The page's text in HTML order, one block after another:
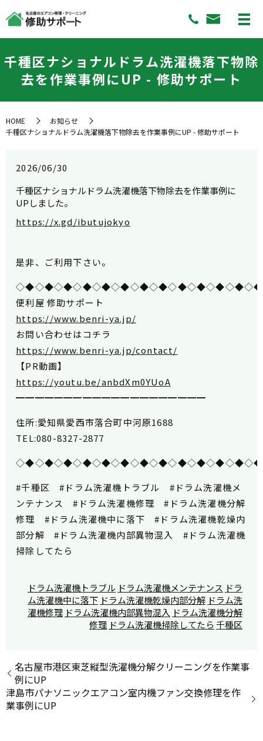
千種区ナショナルドラム洗濯機落下物除
去を作業事例にUP - 修助サポート
HOME
お知らせ
千種区ナショナルドラム洗濯機落下物除去を作業事例にUP - 修助サポート
2026/06/30
千種区ナショナルドラム洗濯機落下物除去を作業事例に
UPしました。
https://x.gd/ibutujokyo
是非、ご利用下さい。
便利屋 修助サポート
https://www.benri-ya.jp/
お問い合わせはコチラ
https://www.benri-ya.jp/contact/
【PR動画】
https://youtu.be/anbdXm0YUoA
━━━━━━━━━━━━━━━━━━━━
住所:愛知県愛西市落合町中河原1688
TEL:080-8327-2877
#千種区 #ドラム洗濯機トラブル #ドラム洗濯機メ
ンテナンス #ドラム洗濯機修理 #ドラム洗濯機分解
修理 #ドラム洗濯機中に落下 #ドラム洗濯機乾燥内
部分解 #ドラム洗濯機内部異物混入 #ドラム洗濯機
掃除してたら
ドラム洗濯機トラブル ドラム洗濯機メンテナンス ドラ
ム洗濯機中に落下 ドラム洗濯機乾燥内部分解 ドラム洗
濯機修理 ドラム洗濯機内部異物混入 ドラム洗濯機分解
修理 ドラム洗濯機掃除してたら 千種区
名古屋市港区東芝縦型洗濯機分解クリーニングを作業事
例にUP
津島市パナソニックエアコン室内機ファン交換修理を作
業事例にUP